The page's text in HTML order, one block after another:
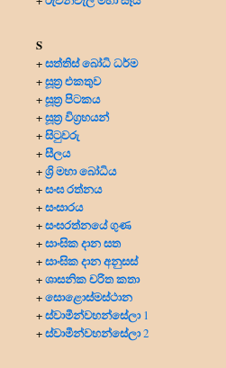
S
+සත්තිස් බෝධි ධර්ම
+සූත්‍ර එකතුව
+සූත්‍ර පිටකය
+සූත්‍ර විග්‍රහයන්
+සිටුවරු
+සීලය
+ශ්‍රි මහා බෝධිය
+සංඝ රත්නය
+සංසාරය
+සංඝරත්නයේ ගුණ
+සාංඝික දාන සත
+සාංඝික දාන අනුසස්
+ශාසනික චරිත කතා
+සොළොස්මස්ථාන
+ස්වාමීන්වහන්සේලා1
+ස්වාමීන්වහන්සේලා2